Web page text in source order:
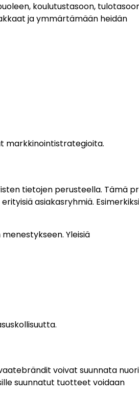
koulutustasoon,
ja ymmärtämään heidän
markkinointistrategioita.
tietojen perusteella. Tämä
asiakasryhmiä. Esimerkiksi
Yleisiä
voivat suunnata
suunnatut tuotteet voidaan